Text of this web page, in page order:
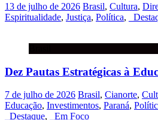
13 de julho de 2026 Brasil, Cultura,
Espiritualidade, Justiça, Política,
Dez Pautas Estratégicas à
7 de julho de 2026 Brasil, Cianorte,
Educação, Investimentos, Paraná,
_Destaque, _Em Foco